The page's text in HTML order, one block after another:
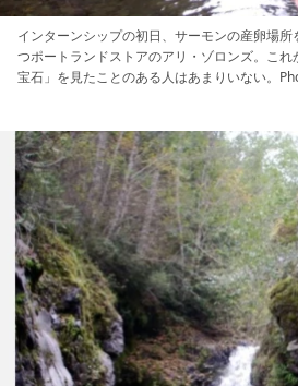
インターンシップの初日、サーモンの産卵場
つポートランドストアのアリ・ゾロンズ。こ
宝石」を見たことのある人はあまりいない。